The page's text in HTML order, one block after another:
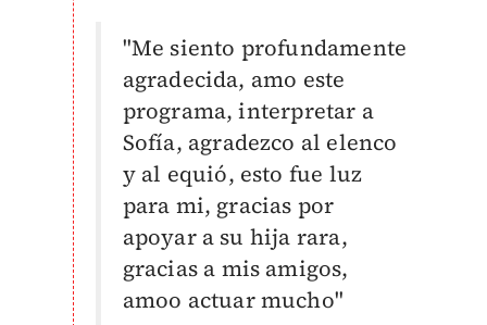
"Me siento profundamente
agradecida, amo este
programa, interpretar a
Sofía, agradezco al elenco
y al equió, esto fue luz
para mi, gracias por
apoyar a su hija rara,
gracias a mis amigos,
amoo actuar mucho"